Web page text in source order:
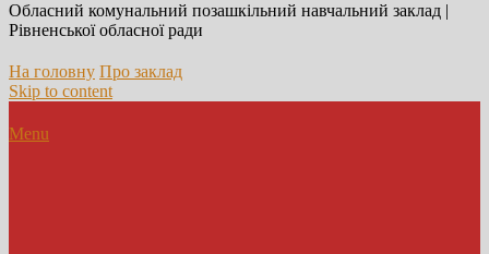
Обласний комунальний позашкільний навчальний заклад |
Рівненської обласної ради
На головну Про заклад
Skip to content
Menu